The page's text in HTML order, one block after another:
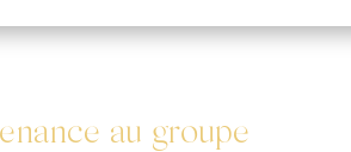
au groupe